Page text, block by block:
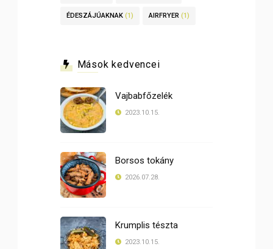
ÉDESZÁJÚAKNAK (1) AIRFRYER (1)
Mások kedvencei
Vajbabfőzelék
2023.10.15.
Borsos tokány
2026.07.28.
Krumplis tészta
2023.10.15.